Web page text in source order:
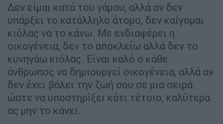
Δεν είμαι κατά του γάμου, αλλά αν δεν
υπάρξει το κατάλληλο άτομο, δεν καίγομαι
κιόλας να το κάνω. Με ενδιαφέρει η
οικογένεια, δεν το αποκλείω αλλά δεν το
κυνηγάω κιόλας. Είναι καλό ο κάθε
άνθρωπος να δημιουργεί οικογένεια, αλλά αν
δεν έχει βάλει την ζωή σου σε μια σειρά
ώστε να υποστηρίξει κάτι τέτοιο, καλύτερα
ας μην το κάνει.